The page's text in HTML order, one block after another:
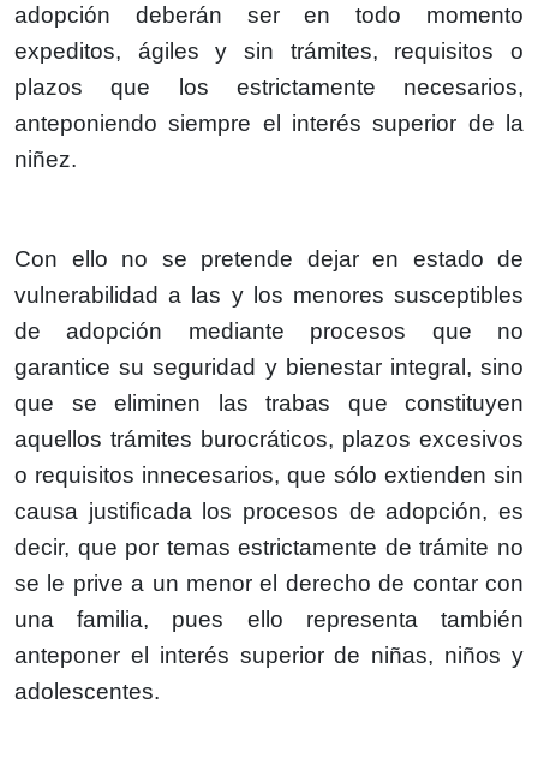
adopción deberán ser en todo momento
expeditos, ágiles y sin trámites, requisitos o
plazos que los estrictamente necesarios,
anteponiendo siempre el interés superior de la
niñez.
Con ello no se pretende dejar en estado de
vulnerabilidad a las y los menores susceptibles
de adopción mediante procesos que no
garantice su seguridad y bienestar integral, sino
que se eliminen las trabas que constituyen
aquellos trámites burocráticos, plazos excesivos
o requisitos innecesarios, que sólo extienden sin
causa justificada los procesos de adopción, es
decir, que por temas estrictamente de trámite no
se le prive a un menor el derecho de contar con
una familia, pues ello representa también
anteponer el interés superior de niñas, niños y
adolescentes.